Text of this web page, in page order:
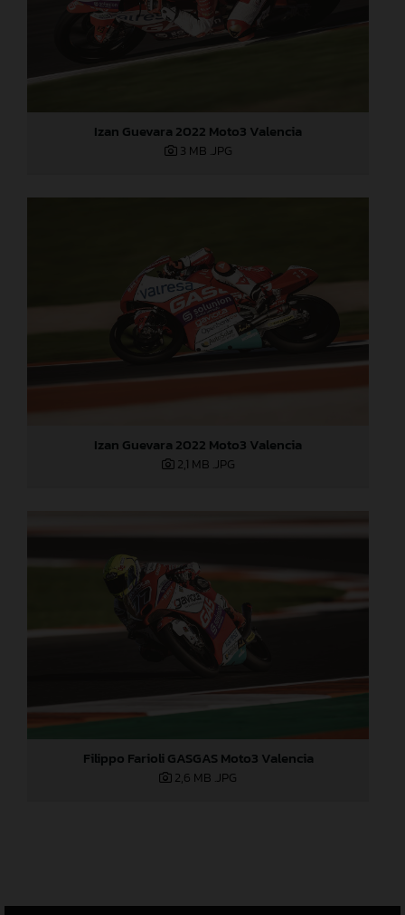
Izan Guevara 2022 Moto3 Valencia
3 MB .JPG
Izan Guevara 2022 Moto3 Valencia
2,1 MB .JPG
Filippo Farioli GASGAS Moto3 Valencia
2,6 MB .JPG